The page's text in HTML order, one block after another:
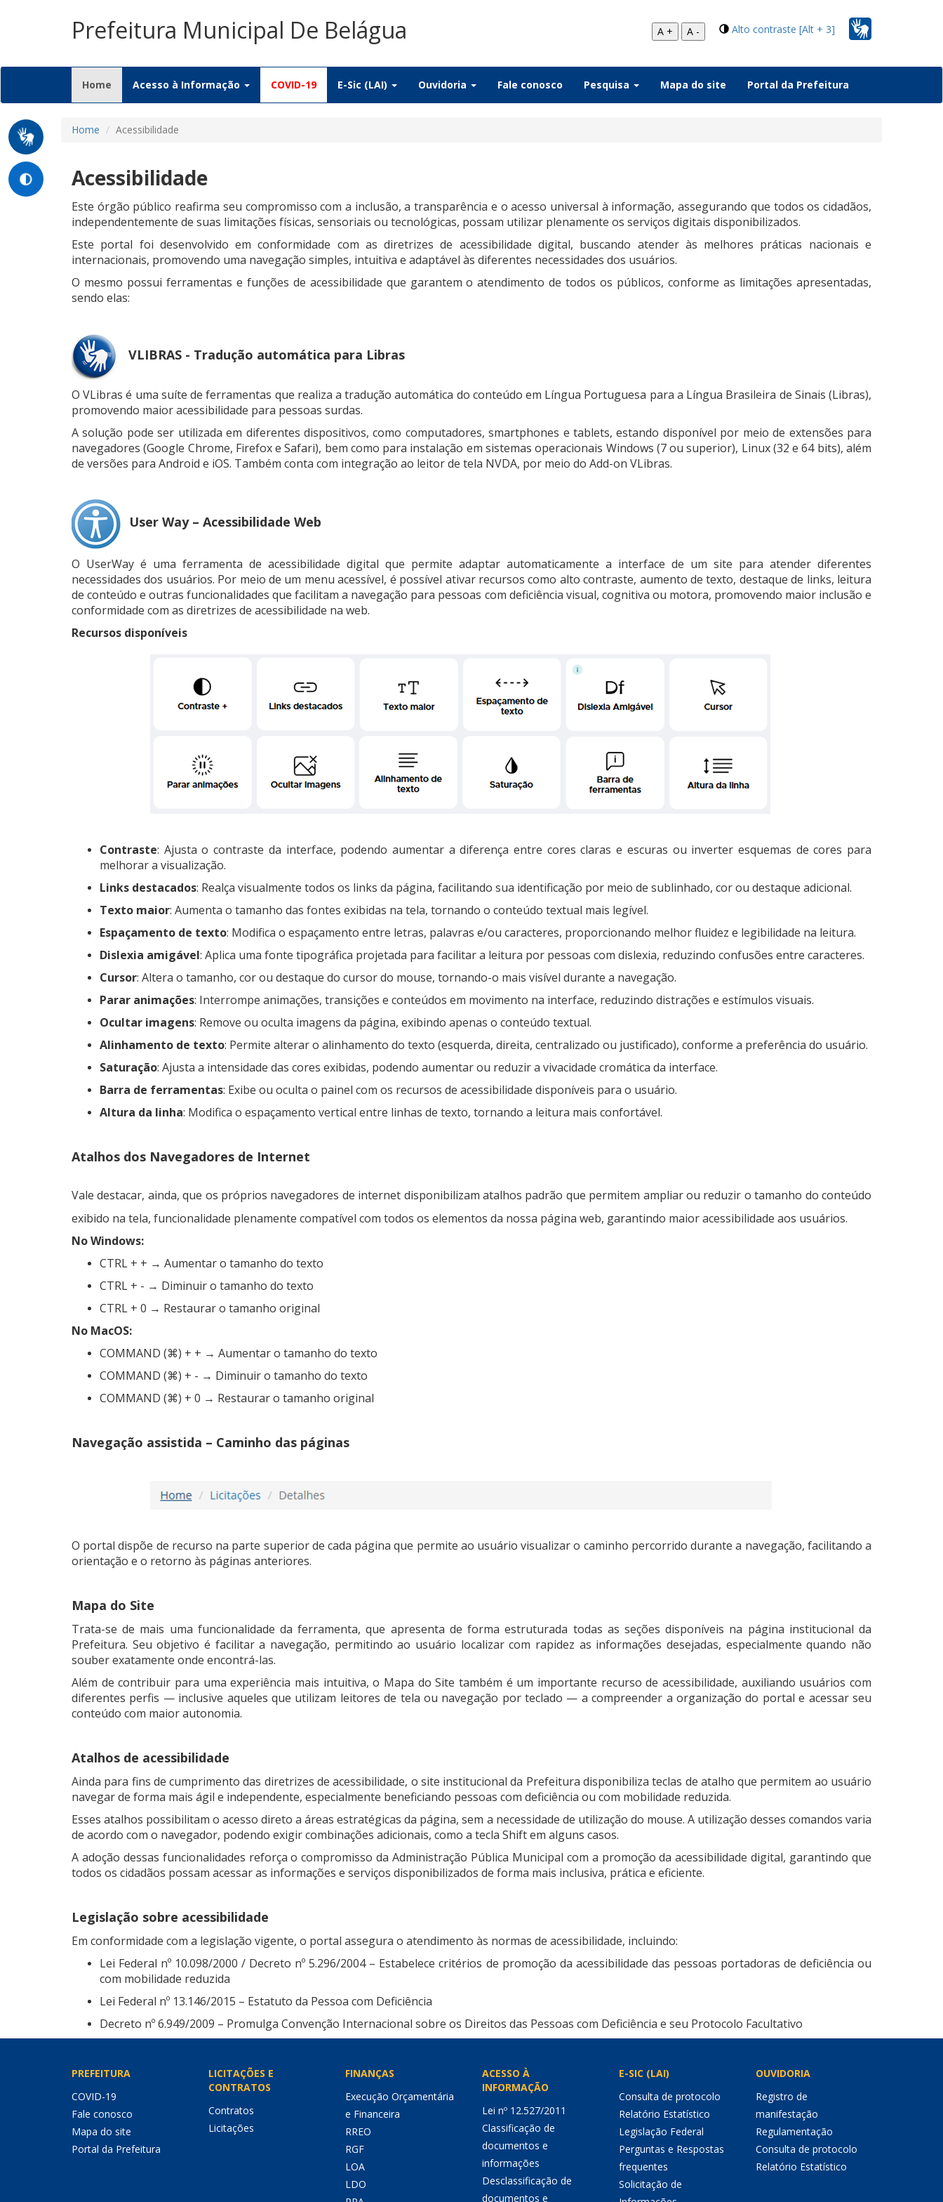
Prefeitura Municipal De Belágua Alto contraste [Alt + 3]
A + A -
Home (current)
Acesso à Informação COVID-19 E-Sic (LAI) Ouvidoria Fale conosco Pesquisa Mapa do site Portal da Prefeitura
Home Acessibilidade
Acessibilidade
Este órgão público reafirma seu compromisso com a inclusão, a transparência e o acesso universal à informação, assegurando que todos os cidadãos,
independentemente de suas limitações físicas, sensoriais ou tecnológicas, possam utilizar plenamente os serviços digitais disponibilizados.
Este portal foi desenvolvido em conformidade com as diretrizes de acessibilidade digital, buscando atender às melhores práticas nacionais e
internacionais, promovendo uma navegação simples, intuitiva e adaptável às diferentes necessidades dos usuários.
O mesmo possui ferramentas e funções de acessibilidade que garantem o atendimento de todos os públicos, conforme as limitações apresentadas,
sendo elas:
VLIBRAS - Tradução automática para Libras
O VLibras é uma suíte de ferramentas que realiza a tradução automática do conteúdo em Língua Portuguesa para a Língua Brasileira de Sinais (Libras),
promovendo maior acessibilidade para pessoas surdas.
A solução pode ser utilizada em diferentes dispositivos, como computadores, smartphones e tablets, estando disponível por meio de extensões para
navegadores (Google Chrome, Firefox e Safari), bem como para instalação em sistemas operacionais Windows (7 ou superior), Linux (32 e 64 bits), além
de versões para Android e iOS. Também conta com integração ao leitor de tela NVDA, por meio do Add-on VLibras.
User Way – Acessibilidade Web
O UserWay é uma ferramenta de acessibilidade digital que permite adaptar automaticamente a interface de um site para atender diferentes
necessidades dos usuários. Por meio de um menu acessível, é possível ativar recursos como alto contraste, aumento de texto, destaque de links, leitura
de conteúdo e outras funcionalidades que facilitam a navegação para pessoas com deficiência visual, cognitiva ou motora, promovendo maior inclusão e
conformidade com as diretrizes de acessibilidade na web.
Recursos disponíveis
Contraste: Ajusta o contraste da interface, podendo aumentar a diferença entre cores claras e escuras ou inverter esquemas de cores para
melhorar a visualização.
Links destacados: Realça visualmente todos os links da página, facilitando sua identificação por meio de sublinhado, cor ou destaque adicional.
Texto maior: Aumenta o tamanho das fontes exibidas na tela, tornando o conteúdo textual mais legível.
Espaçamento de texto: Modifica o espaçamento entre letras, palavras e/ou caracteres, proporcionando melhor fluidez e legibilidade na leitura.
Dislexia amigável: Aplica uma fonte tipográfica projetada para facilitar a leitura por pessoas com dislexia, reduzindo confusões entre caracteres.
Cursor: Altera o tamanho, cor ou destaque do cursor do mouse, tornando-o mais visível durante a navegação.
Parar animações: Interrompe animações, transições e conteúdos em movimento na interface, reduzindo distrações e estímulos visuais.
Ocultar imagens: Remove ou oculta imagens da página, exibindo apenas o conteúdo textual.
Alinhamento de texto: Permite alterar o alinhamento do texto (esquerda, direita, centralizado ou justificado), conforme a preferência do usuário.
Saturação: Ajusta a intensidade das cores exibidas, podendo aumentar ou reduzir a vivacidade cromática da interface.
Barra de ferramentas: Exibe ou oculta o painel com os recursos de acessibilidade disponíveis para o usuário.
Altura da linha: Modifica o espaçamento vertical entre linhas de texto, tornando a leitura mais confortável.
Atalhos dos Navegadores de Internet
Vale destacar, ainda, que os próprios navegadores de internet disponibilizam atalhos padrão que permitem ampliar ou reduzir o tamanho do conteúdo
exibido na tela, funcionalidade plenamente compatível com todos os elementos da nossa página web, garantindo maior acessibilidade aos usuários.
No Windows:
CTRL + + → Aumentar o tamanho do texto
CTRL + - → Diminuir o tamanho do texto
CTRL + 0 → Restaurar o tamanho original
No MacOS:
COMMAND (⌘) + + → Aumentar o tamanho do texto
COMMAND (⌘) + - → Diminuir o tamanho do texto
COMMAND (⌘) + 0 → Restaurar o tamanho original
Navegação assistida – Caminho das páginas
O portal dispõe de recurso na parte superior de cada página que permite ao usuário visualizar o caminho percorrido durante a navegação, facilitando a
orientação e o retorno às páginas anteriores.
Mapa do Site
Trata-se de mais uma funcionalidade da ferramenta, que apresenta de forma estruturada todas as seções disponíveis na página institucional da
Prefeitura. Seu objetivo é facilitar a navegação, permitindo ao usuário localizar com rapidez as informações desejadas, especialmente quando não
souber exatamente onde encontrá-las.
Além de contribuir para uma experiência mais intuitiva, o Mapa do Site também é um importante recurso de acessibilidade, auxiliando usuários com
diferentes perfis — inclusive aqueles que utilizam leitores de tela ou navegação por teclado — a compreender a organização do portal e acessar seu
conteúdo com maior autonomia.
Atalhos de acessibilidade
Ainda para fins de cumprimento das diretrizes de acessibilidade, o site institucional da Prefeitura disponibiliza teclas de atalho que permitem ao usuário
navegar de forma mais ágil e independente, especialmente beneficiando pessoas com deficiência ou com mobilidade reduzida.
Esses atalhos possibilitam o acesso direto a áreas estratégicas da página, sem a necessidade de utilização do mouse. A utilização desses comandos varia
de acordo com o navegador, podendo exigir combinações adicionais, como a tecla Shift em alguns casos.
A adoção dessas funcionalidades reforça o compromisso da Administração Pública Municipal com a promoção da acessibilidade digital, garantindo que
todos os cidadãos possam acessar as informações e serviços disponibilizados de forma mais inclusiva, prática e eficiente.
Legislação sobre acessibilidade
Em conformidade com a legislação vigente, o portal assegura o atendimento às normas de acessibilidade, incluindo:
Lei Federal nº 10.098/2000 / Decreto nº 5.296/2004 – Estabelece critérios de promoção da acessibilidade das pessoas portadoras de deficiência ou
com mobilidade reduzida
Lei Federal nº 13.146/2015 – Estatuto da Pessoa com Deficiência
Decreto nº 6.949/2009 – Promulga Convenção Internacional sobre os Direitos das Pessoas com Deficiência e seu Protocolo Facultativo
PREFEITURA
COVID-19
Fale conosco
Mapa do site
Portal da Prefeitura
LICITAÇÕES E
CONTRATOS
Contratos
Licitações
FINANÇAS
Execução Orçamentária
e Financeira
RREO
RGF
LOA
LDO
ACESSO À
INFORMAÇÃO
Lei nº 12.527/2011
Classificação de
documentos e
informações
Desclassificação de
documentos e
E-SIC (LAI)
Consulta de protocolo
Relatório Estatístico
Legislação Federal
Perguntas e Respostas
frequentes
Solicitação de
OUVIDORIA
Registro de
manifestação
Regulamentação
Consulta de protocolo
Relatório Estatístico